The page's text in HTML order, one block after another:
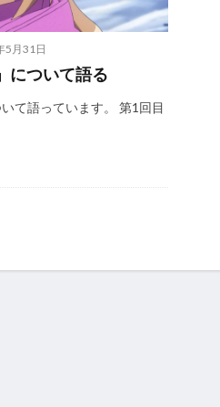
5月31日
について語る
て語っています。 第1回目